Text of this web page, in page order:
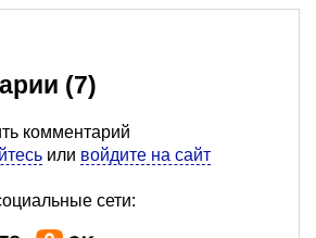
(7)
комментарий
или войдите на сайт
сети: